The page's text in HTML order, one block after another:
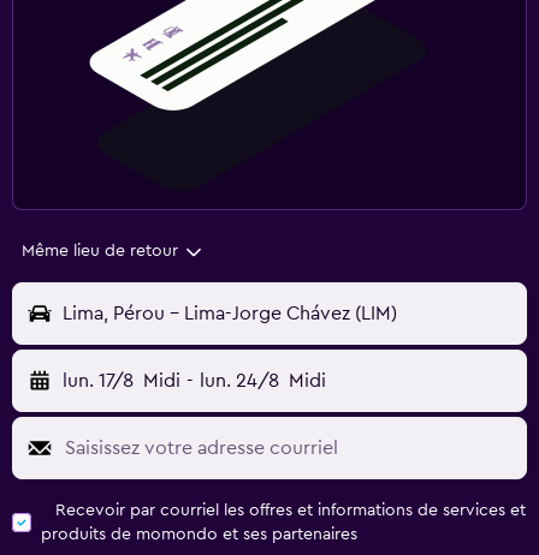
Même lieu de retour
Lima, Pérou - Lima-Jorge Chávez (LIM)
lun. 17/8 Midi - lun. 24/8 Midi
Recevoir par courriel les offres et informations de services et
produits de momondo et ses partenaires